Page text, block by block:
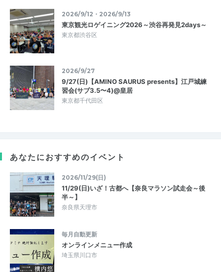
2026/9/12・2026/9/13
東京観光ロゲイニング2026～渋谷再発見2days～
東京都渋谷区
2026/9/27
9/27(日)【AMINO SAURUS presents】江戸城練
習会(サブ3.5〜4)@皇居
東京都千代田区
あなたにおすすめのイベント
2026/11/29(日)
11/29(日)いざ！古都へ【奈良マラソン試走会～後
半～】
奈良県天理市
毎月自動更新
オンラインメニュー作成
埼玉県川口市